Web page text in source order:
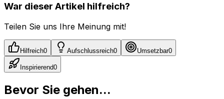
War dieser Artikel hilfreich?
Teilen Sie uns Ihre Meinung mit!
Hilfreich0 Aufschlussreich0 Umsetzbar0
Inspirierend0
Bevor Sie gehen...